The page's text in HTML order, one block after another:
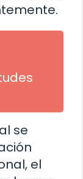
se
el